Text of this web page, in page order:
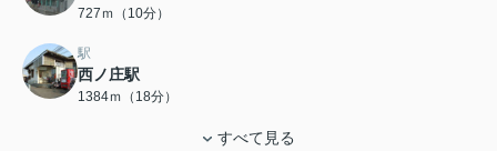
727ｍ（10分）
駅
西ノ庄駅
1384ｍ（18分）
すべて見る